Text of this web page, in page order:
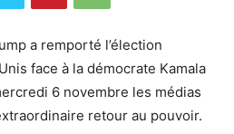
a remporté l’élection
face à la démocrate Kamala
6 novembre les médias
retour au pouvoir.